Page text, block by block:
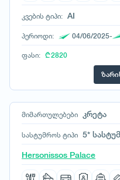
კვების ტიპი: AI
პერიოდი: 04/06/2025-
ფასი: ₾ 2820
მიმართულებები კრეტა
სასტუმროს ტიპი 5*
Hersonissos Palace